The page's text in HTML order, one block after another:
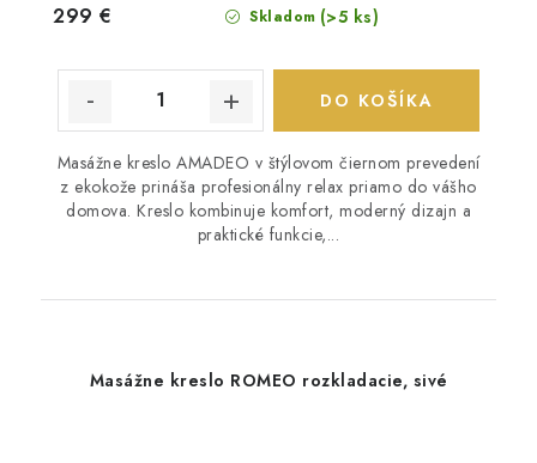
Skladom (>5 ks)
299 €
DO KOŠÍKA
Masážne kreslo AMADEO v štýlovom čiernom prevedení
z ekokože prináša profesionálny relax priamo do vášho
domova. Kreslo kombinuje komfort, moderný dizajn a
praktické funkcie,...
Masážne kreslo ROMEO rozkladacie, sivé